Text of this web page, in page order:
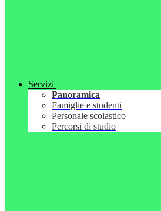
Servizi
Panoramica
Famiglie e studenti
Personale scolastico
Percorsi di studio